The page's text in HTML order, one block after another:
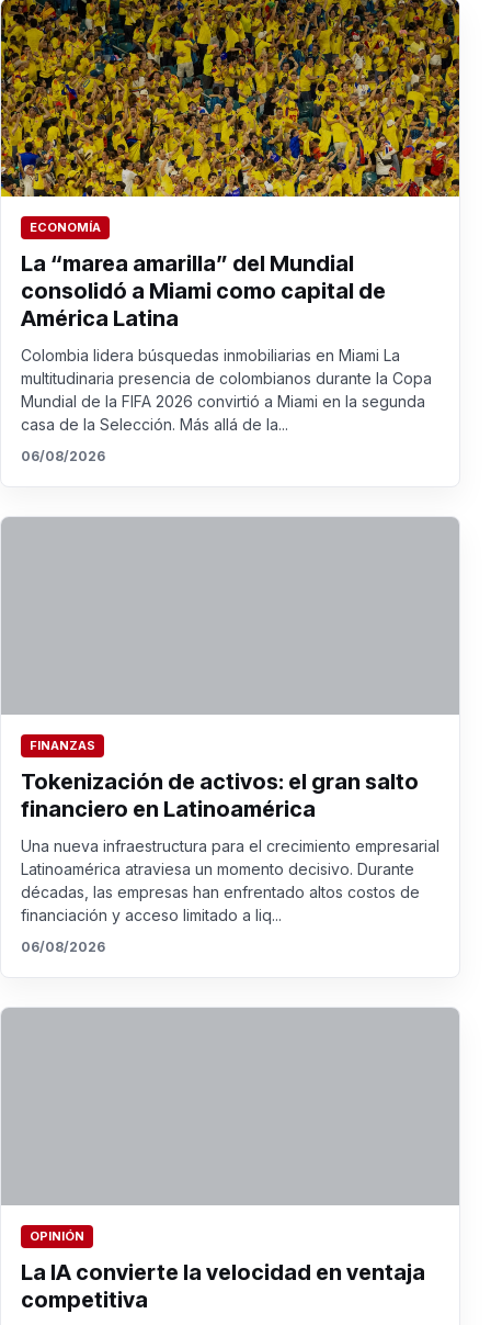
ECONOMÍA
La “marea amarilla” del Mundial
consolidó a Miami como capital de
América Latina
Colombia lidera búsquedas inmobiliarias en Miami La
multitudinaria presencia de colombianos durante la Copa
Mundial de la FIFA 2026 convirtió a Miami en la segunda
casa de la Selección. Más allá de la...
06/08/2026
FINANZAS
Tokenización de activos: el gran salto
financiero en Latinoamérica
Una nueva infraestructura para el crecimiento empresarial
Latinoamérica atraviesa un momento decisivo. Durante
décadas, las empresas han enfrentado altos costos de
financiación y acceso limitado a liq...
06/08/2026
OPINIÓN
La IA convierte la velocidad en ventaja
competitiva